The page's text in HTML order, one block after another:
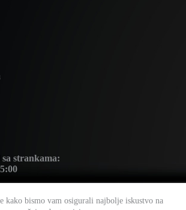
kako bismo vam osigurali najbolje iskustvo na
strankama: